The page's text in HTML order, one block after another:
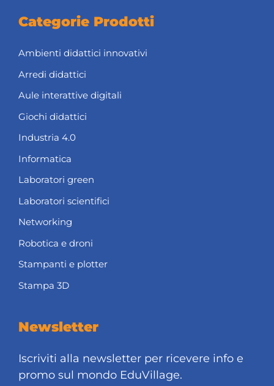
Categorie Prodotti
Ambienti didattici innovativi
Arredi didattici
Aule interattive digitali
Giochi didattici
Industria 4.0
Informatica
Laboratori green
Laboratori scientifici
Networking
Robotica e droni
Stampanti e plotter
Stampa 3D
Newsletter
Iscriviti alla newsletter per ricevere info e
promo sul mondo EduVillage.